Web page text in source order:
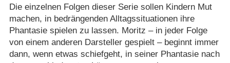
Die einzelnen Folgen dieser Serie sollen Kindern Mut
machen, in bedrängenden Alltagssituationen ihre
Phantasie spielen zu lassen. Moritz – in jeder Folge
von einem anderen Darsteller gespielt – beginnt immer
dann, wenn etwas schiefgeht, in seiner Phantasie nach